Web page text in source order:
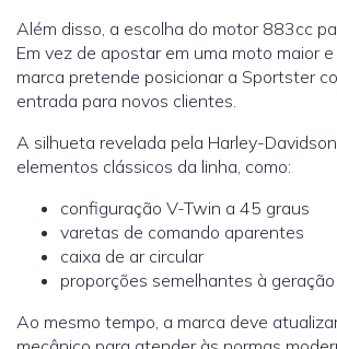
Além disso, a escolha do motor 883cc
Em vez de apostar em uma moto maior e
marca pretende posicionar a Sportster
entrada para novos clientes.
A silhueta revelada pela Harley-
elementos clássicos da linha, como:
configuração V-Twin a 45 graus
varetas de comando aparentes
caixa de ar circular
proporções semelhantes à
Ao mesmo tempo, a marca deve